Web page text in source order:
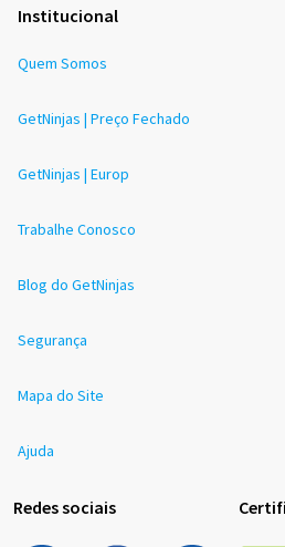
Institucional
Quem Somos
GetNinjas | Preço Fechado
GetNinjas | Europ
Trabalhe Conosco
Blog do GetNinjas
Segurança
Mapa do Site
Ajuda
Redes sociais